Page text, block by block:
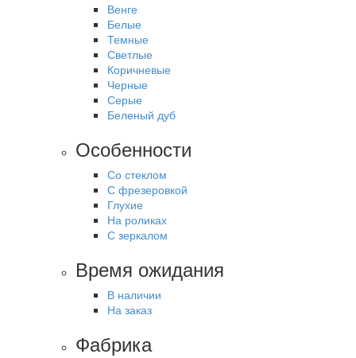
Венге
Белые
Темные
Светлые
Коричневые
Черные
Серые
Беленый дуб
Особенности
Со стеклом
С фрезеровкой
Глухие
На роликах
С зеркалом
Время ожидания
В наличии
На заказ
Фабрика